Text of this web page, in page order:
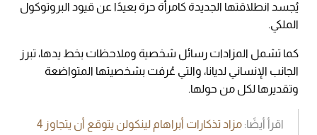
يُجسد انطلاقتها الجديدة كامرأة حرة بعيدًا عن قيود البروتوكول
الملكي.
كما تشمل المزادات رسائل شخصية وملاحظات بخط يدها، تبرز
الجانب الإنساني لديانا، والتي عُرفت بشخصيتها المتواضعة
وتقديرها لكل من حولها.
اقرأ أيضًا:
مزاد تذكارات أبراهام لينكولن يتوقع أن يتجاوز 4